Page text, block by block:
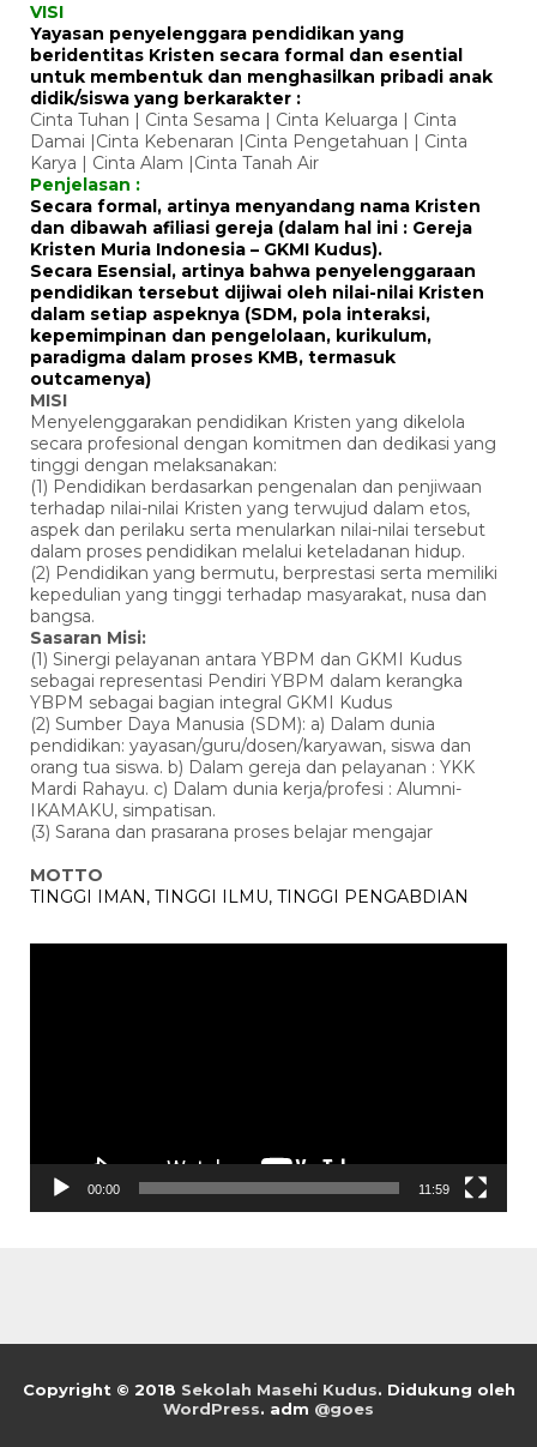
VISI
Yayasan penyelenggara pendidikan yang
beridentitas Kristen secara formal dan esential
untuk membentuk dan menghasilkan pribadi anak
didik/siswa yang berkarakter :
Cinta Tuhan | Cinta Sesama | Cinta Keluarga | Cinta
Damai |Cinta Kebenaran |Cinta Pengetahuan | Cinta
Karya | Cinta Alam |Cinta Tanah Air
Penjelasan :
Secara formal, artinya menyandang nama Kristen
dan dibawah afiliasi gereja (dalam hal ini : Gereja
Kristen Muria Indonesia – GKMI Kudus).
Secara Esensial, artinya bahwa penyelenggaraan
pendidikan tersebut dijiwai oleh nilai-nilai Kristen
dalam setiap aspeknya (SDM, pola interaksi,
kepemimpinan dan pengelolaan, kurikulum,
paradigma dalam proses KMB, termasuk
outcamenya)
MISI
Menyelenggarakan pendidikan Kristen yang dikelola
secara profesional dengan komitmen dan dedikasi yang
tinggi dengan melaksanakan:
(1) Pendidikan berdasarkan pengenalan dan penjiwaan
terhadap nilai-nilai Kristen yang terwujud dalam etos,
aspek dan perilaku serta menularkan nilai-nilai tersebut
dalam proses pendidikan melalui keteladanan hidup.
(2) Pendidikan yang bermutu, berprestasi serta memiliki
kepedulian yang tinggi terhadap masyarakat, nusa dan
bangsa.
Sasaran Misi:
(1) Sinergi pelayanan antara YBPM dan GKMI Kudus
sebagai representasi Pendiri YBPM dalam kerangka
YBPM sebagai bagian integral GKMI Kudus
(2) Sumber Daya Manusia (SDM): a) Dalam dunia
pendidikan: yayasan/guru/dosen/karyawan, siswa dan
orang tua siswa. b) Dalam gereja dan pelayanan : YKK
Mardi Rahayu. c) Dalam dunia kerja/profesi : Alumni-
IKAMAKU, simpatisan.
(3) Sarana dan prasarana proses belajar mengajar
MOTTO
TINGGI IMAN, TINGGI ILMU, TINGGI PENGABDIAN
00:00 11:59
Copyright © 2018 Sekolah Masehi Kudus. Didukung oleh
WordPress. adm @goes